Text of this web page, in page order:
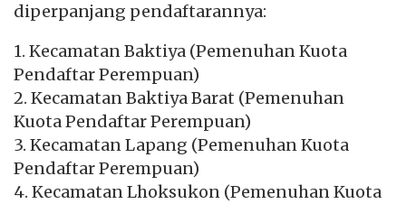
diperpanjang pendaftarannya:
1. Kecamatan Baktiya (Pemenuhan Kuota
Pendaftar Perempuan)
2. Kecamatan Baktiya Barat (Pemenuhan
Kuota Pendaftar Perempuan)
3. Kecamatan Lapang (Pemenuhan Kuota
Pendaftar Perempuan)
4. Kecamatan Lhoksukon (Pemenuhan Kuota